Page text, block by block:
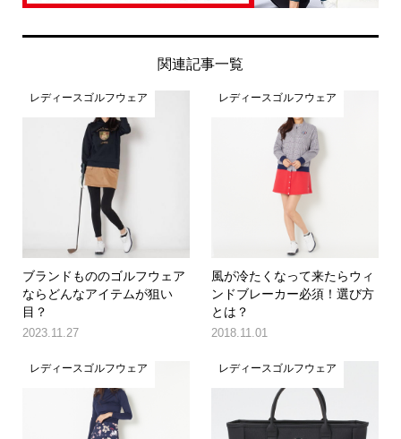
関連記事一覧
レディースゴルフウェア
ブランドもののゴルフウェア
ならどんなアイテムが狙い
目？
2023.11.27
レディースゴルフウェア
風が冷たくなって来たらウィ
ンドブレーカー必須！選び方
とは？
2018.11.01
レディースゴルフウェア レディースゴルフウェア